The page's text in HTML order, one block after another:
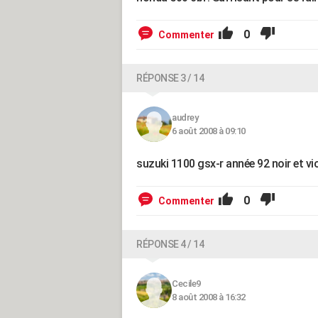
Commenter 0
RÉPONSE 3 / 14
audrey
6 août 2008 à 09:10
suzuki 1100 gsx-r année 92 noir et
Commenter 0
RÉPONSE 4 / 14
Cecile9
8 août 2008 à 16:32